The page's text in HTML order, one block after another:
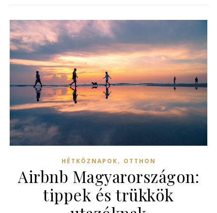
HÉTKÖZNAPOK, OTTHON
Airbnb Magyarországon:
tippek és trükkök